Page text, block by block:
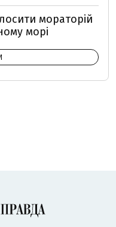
мораторій
морі